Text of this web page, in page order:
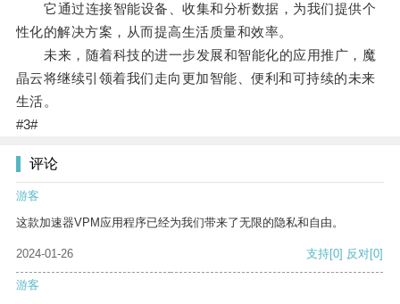
它通过连接智能设备、收集和分析数据，为我们提供个
性化的解决方案，从而提高生活质量和效率。
未来，随着科技的进一步发展和智能化的应用推广，魔
晶云将继续引领着我们走向更加智能、便利和可持续的未来
生活。
#3#
评论
游客
这款加速器VPM应用程序已经为我们带来了无限的隐私和自由。
2024-01-26 支持[0] 反对[0]
游客